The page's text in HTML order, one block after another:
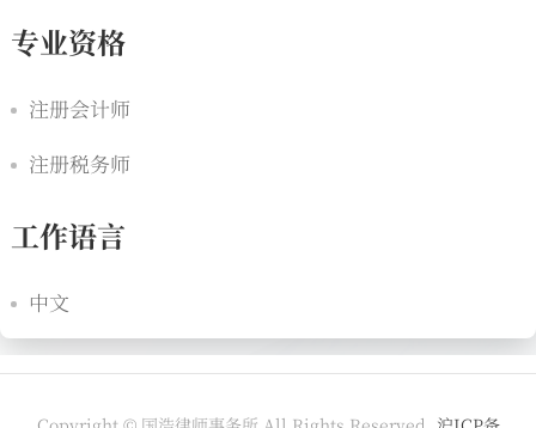
专业资格
注册会计师
注册税务师
工作语言
中文